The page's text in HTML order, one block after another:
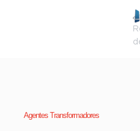
Agentes Transformadores